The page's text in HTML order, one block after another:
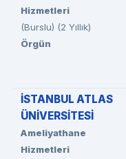
Hizmetleri
(Burslu) (2 Yıllık)
Örgün
İSTANBUL ATLAS
ÜNİVERSİTESİ
Ameliyathane
Hizmetleri